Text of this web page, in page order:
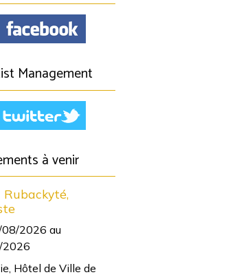
Management
à venir
Rubackyté,
08/2026 au
Hôtel de Ville de